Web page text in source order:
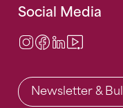
Social Media
Instagram
Facebook
LinkedIn
Newsletter &